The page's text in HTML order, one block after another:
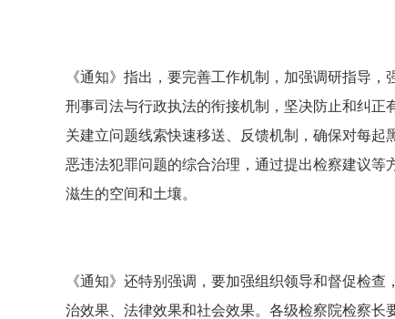
《通知》指出，要完善工作机制，加强调研指导
刑事司法与行政执法的衔接机制，坚决防止和纠
关建立问题线索快速移送、反馈机制，确保对每
恶违法犯罪问题的综合治理，通过提出检察建议
滋生的空间和土壤。
《通知》还特别强调，要加强组织领导和督促检
治效果、法律效果和社会效果。各级检察院检察